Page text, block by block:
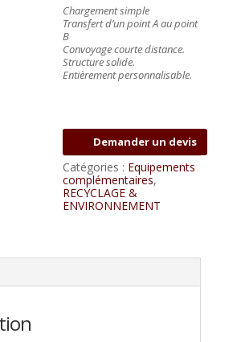
Chargement simple
Transfert d’un point A au point
B
Convoyage courte distance.
Structure solide.
Entièrement personnalisable.
Demander un devis
Catégories : Equipements
complémentaires,
RECYCLAGE &
ENVIRONNEMENT